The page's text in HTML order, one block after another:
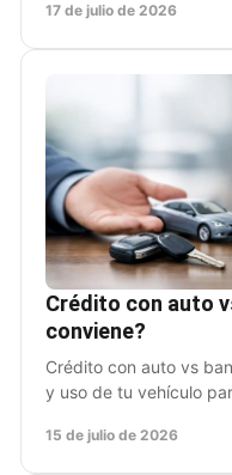
17 de julio de 2026
Crédito con auto
conviene?
Crédito con auto vs
y uso de tu vehículo
15 de julio de 2026